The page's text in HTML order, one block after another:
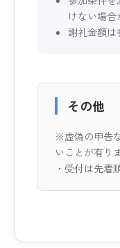
けない場
謝礼金額は
その他
※虚偽の申告
いことが有り
・受付は先着